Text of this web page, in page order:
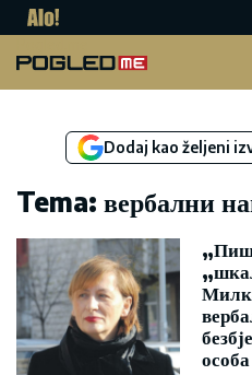
Dodaj kao željeni
Tema: вербални
особа